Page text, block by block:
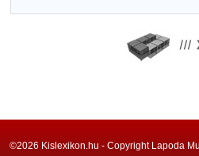
©2026 Kislexikon.hu - Copyright Lapoda